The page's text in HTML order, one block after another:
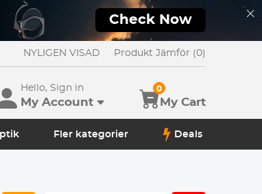
Check Now
NYLIGEN VISAD Produkt Jämför (0)
Hello, Sign in
My Account My Cart
0
Fler kategorier Deals